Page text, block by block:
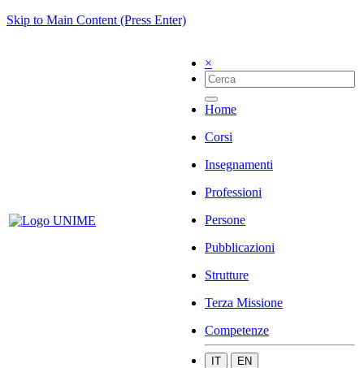
Skip to Main Content (Press Enter)
×
Home
Corsi
Insegnamenti
Professioni
Persone
Pubblicazioni
Strutture
Terza Missione
Competenze
IT EN